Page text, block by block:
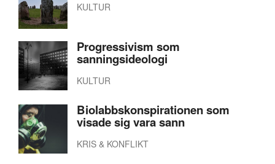
KULTUR
Progressivism som
sanningsideologi
KULTUR
Biolabbskonspirationen som
visade sig vara sann
KRIS & KONFLIKT